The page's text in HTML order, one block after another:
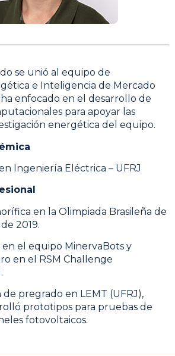
se unió al equipo de
e Inteligencia de Mercado
enfocado en el desarrollo de
para apoyar las
energética del equipo.
Ingeniería Eléctrica – UFRJ
en la Olimpiada Brasileña de
2019.
en el equipo MinervaBots y
en el RSM Challenge
de pregrado en LEMT (UFRJ),
prototipos para pruebas de
fotovoltaicos.